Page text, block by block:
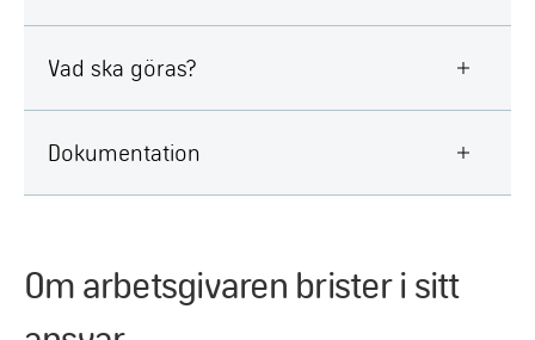
Vad ska göras?
Dokumentation
Om arbetsgivaren brister i sitt